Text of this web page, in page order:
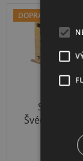
DOPRAVA
Sport-
Švédska
3-4